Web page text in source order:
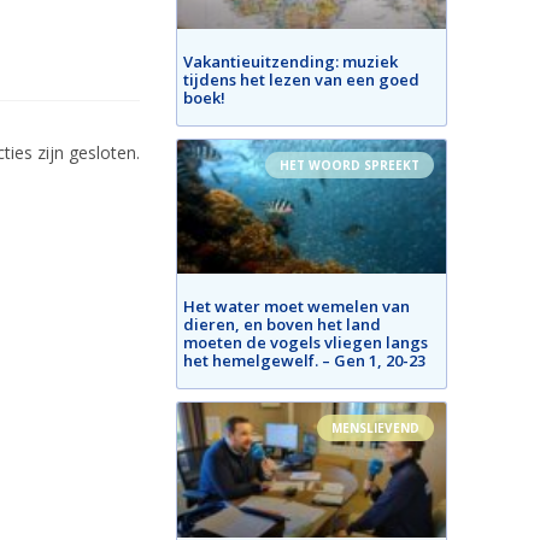
zijn gesloten.
Vakantieuitzending: muziek
tijdens het lezen van een goed
boek!
HET WOORD SPREEKT
Het water moet wemelen van
dieren, en boven het land
moeten de vogels vliegen langs
het hemelgewelf. – Gen 1, 20-23
MENSLIEVEND